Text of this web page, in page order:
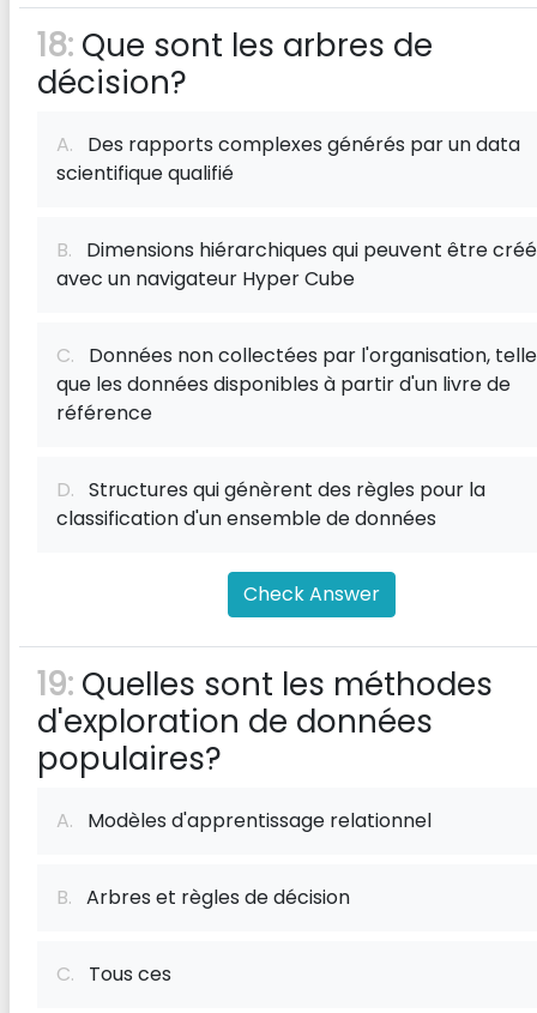
18: Que sont les arbres de
décision?
A. Des rapports complexes générés par un data
scientifique qualifié
B. Dimensions hiérarchiques qui peuvent être
avec un navigateur Hyper Cube
C. Données non collectées par l'organisation,
que les données disponibles à partir d'un livre de
référence
D. Structures qui génèrent des règles pour la
classification d'un ensemble de données
Check Answer
19: Quelles sont les méthodes
d'exploration de données
populaires?
A. Modèles d'apprentissage relationnel
B. Arbres et règles de décision
C. Tous ces